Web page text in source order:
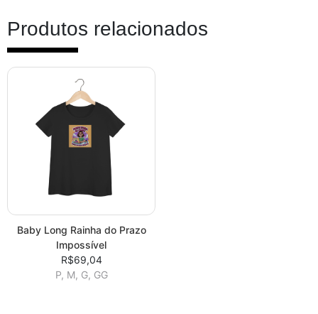
Produtos relacionados
Baby Long Rainha do Prazo
Impossível
R$69,04
P, M, G, GG